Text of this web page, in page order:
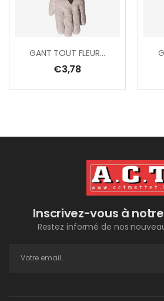
GANT TOUT FLEUR DE BOVIN
€3,78
Inscrivez-vous à
Restez informé de nos